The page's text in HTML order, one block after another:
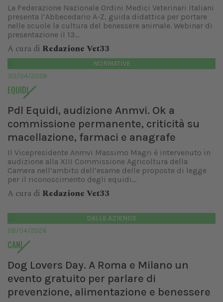
La Federazione Nazionale Ordini Medici Veterinari Italiani
presenta l’Abbecedario A-Z, guida didattica per portare
nelle scuole la cultura del benessere animale. Webinar di
presentazione il 13...
A cura di Redazione Vet33
NORMATIVE
30/04/2026
EQUIDI
Pdl Equidi, audizione Anmvi. Ok a
commissione permanente, criticità su
macellazione, farmaci e anagrafe
Il Vicepresidente Anmvi Massimo Magri è intervenuto in
audizione alla XIII Commissione Agricoltura della
Camera nell’ambito dell’esame delle proposte di legge
per il riconoscimento degli equidi...
A cura di Redazione Vet33
DALLE AZIENDE
28/04/2026
CANI
Dog Lovers Day. A Roma e Milano un
evento gratuito per parlare di
prevenzione, alimentazione e benessere